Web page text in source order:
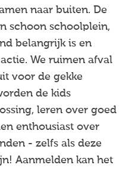
naar buiten. De
schoon schoolplein,
belangrijk is en
We ruimen afval
voor de gekke
de kids
leren over goed
enthousiast over
- zelfs als deze
Aanmelden kan het